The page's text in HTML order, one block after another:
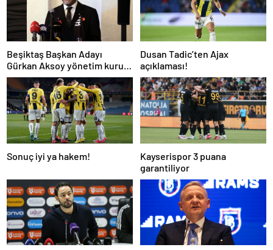
Beşiktaş Başkan Adayı
Gürkan Aksoy yönetim kurulu
listesini tanıttı
Dusan Tadic’ten Ajax
açıklaması!
Sonuç iyi ya hakem!
Kayserispor 3 puana
garantiliyor